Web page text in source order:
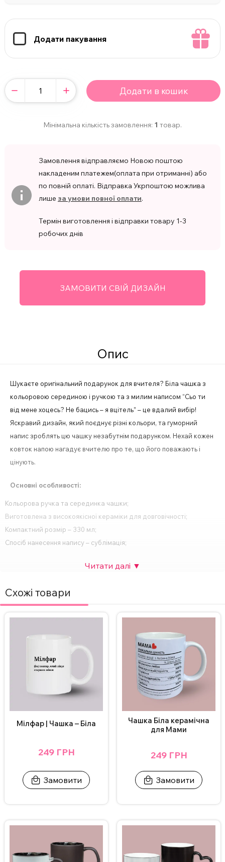
Додати пакування
Додати в кошик
Мінімальна кількість замовлення: 1 товар.
Замовлення відправляємо Новою поштою
накладеним платежем(оплата при отриманні) або
по повній оплаті. Відправка Укрпоштою можлива
лише за умови повної оплати.
Термін виготовлення і відправки товару 1-3
робочих днів
ЗАМОВИТИ СВІЙ ДИЗАЙН
Опис
Шукаєте оригінальний подарунок для вчителя? Біла чашка з
кольоровою серединою і ручкою та з милим написом “Сьо ти
від мене хоцесь? Не бацись – я вцітель” – це вдалий вибір!
Яскравий дизайн, який поєднує різні кольори, та гуморний
напис зроблять цю чашку незабутнім подарунком. Нехай кожен
ковток напою нагадує вчителю про те, що його поважають і
цінують.
Основні особливості:
Кольорова ручка та серединка чашки;
Виготовлена з високоякісної кераміки для довговічності;
Компактний розмір – 330 мл;
Спосіб нанесення напису – сублімація;
Підходить для будь-яких напоїв – кави, чаю, гарячого шоколаду
Ідеальний подарунок для будь-якого свята або особливої події.
За бажанням, надпис на чашці можна змінити, а також можна
індивідуальним дизайном зв’яжіться з нами в Інстаграмі,
Телеграмі або залиште заявку на сайті.
Щоб не пошкодити принт, не рекомендується мити
чашку в посудомийній машині та нагрівати у мікрохвильовці.
Додаткові фото надсилаємо у Телеграм/Інстаграм.
Схожі товари
Мілфар | Чашка – Біла
249 ГРН
Замовити
Чашка Біла керамічна
для Мами
249 ГРН
Замовити